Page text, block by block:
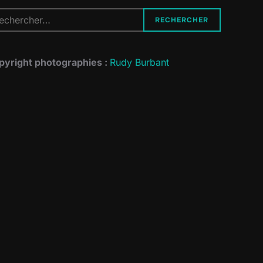
:
RECHERCHER
photographies : Rudy Burbant